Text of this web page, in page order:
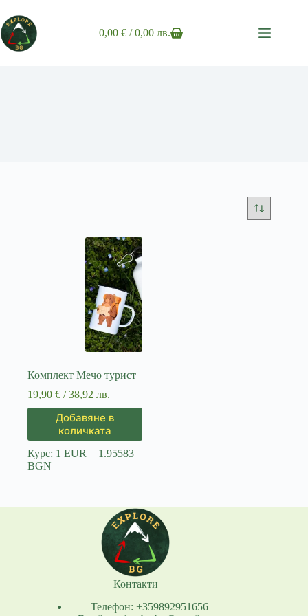
to
content
Shopping
0,00€ / 0,00 лв.
Комплект Мечо турист
19,90 € / 38,92 лв.
Добавяне в
количката
Курс: 1 EUR = 1.95583
BGN
Контакти
Телефон: +359892951656